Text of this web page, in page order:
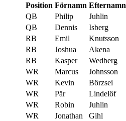
Position Förnamn Efternamn
QB
Philip Juhlin
QB
Dennis Isberg
RB
Emil Knutsson
RB
Joshua Akena
RB
Kasper Wedberg
WR
Marcus Johnsson
WR
Kevin Börzsei
WR
Pär Lindelöf
WR
Robin Juhlin
WR
Jonathan Gihl